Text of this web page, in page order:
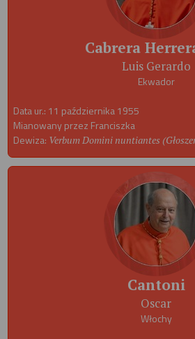
Cabrera
Luis Gerardo
Ekwador
Data ur.: 11 października 1955
Mianowany przez Franciszka
Dewiza: Verbum Domini nuntiantes
Cantoni
Oscar
Włochy